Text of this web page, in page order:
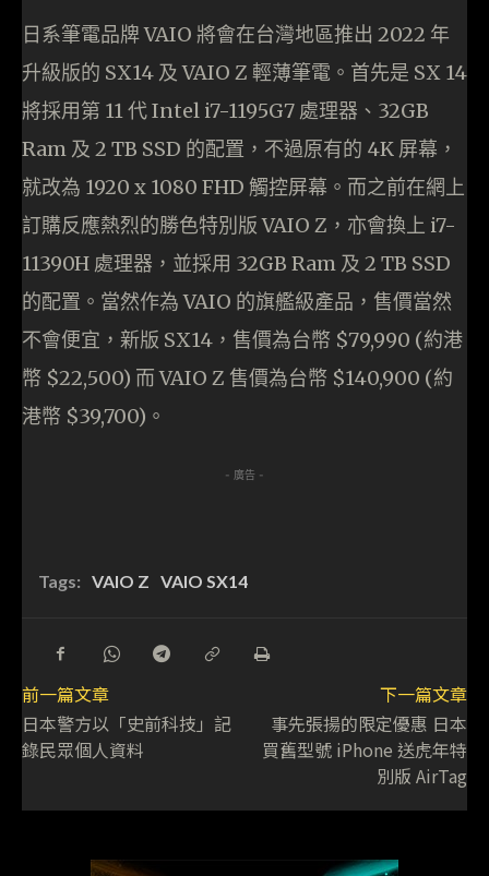
日系筆電品牌 VAIO 將會在台灣地區推出 2022 年
升級版的 SX14 及 VAIO Z 輕薄筆電。首先是 SX 14
將採用第 11 代 Intel i7-1195G7 處理器、32GB
Ram 及 2 TB SSD 的配置，不過原有的 4K 屏幕，
就改為 1920 x 1080 FHD 觸控屏幕。而之前在網上
訂購反應熱烈的勝色特別版 VAIO Z，亦會換上 i7-
11390H 處理器，並採用 32GB Ram 及 2 TB SSD
的配置。當然作為 VAIO 的旗艦級產品，售價當然
不會便宜，新版 SX14，售價為台幣 $79,990 (約港
幣 $22,500) 而 VAIO Z 售價為台幣 $140,900 (約
港幣 $39,700)。
- 廣告 -
Tags: VAIO Z VAIO SX14
前一篇文章
日本警方以「史前科技」記
錄民眾個人資料
下一篇文章
事先張揚的限定優惠 日本
買舊型號 iPhone 送虎年特
別版 AirTag